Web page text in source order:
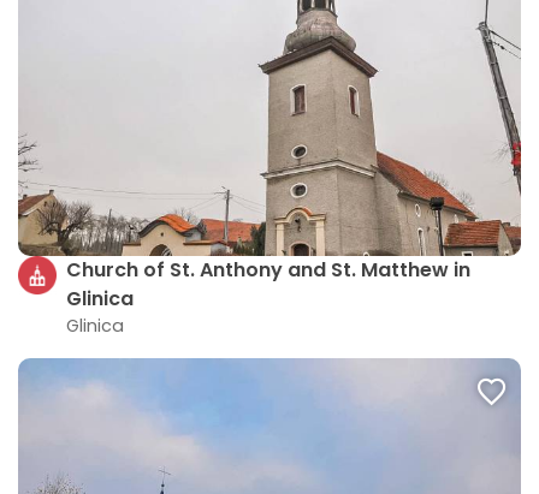
Church of St. Anthony and St. Matthew in
Glinica
Glinica